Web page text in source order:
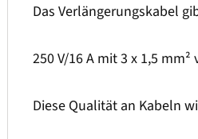
Das Verlängerungskabel
250 V/16 A mit 3 x 1,5
Diese Qualität an Kabeln